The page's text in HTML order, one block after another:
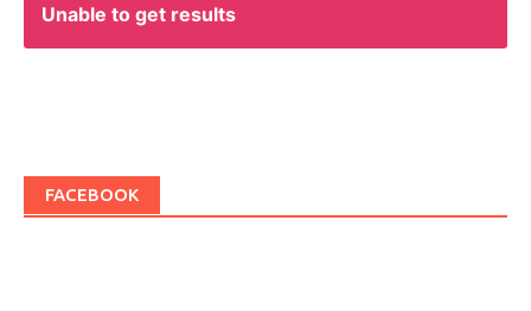
Unable to get results
FACEBOOK